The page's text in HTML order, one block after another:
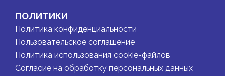
ПОЛИТИКИ
Политика конфиденциальности
Пользовательское соглашение
Политика использования cookie-файлов
Согласие на обработку персональных данных